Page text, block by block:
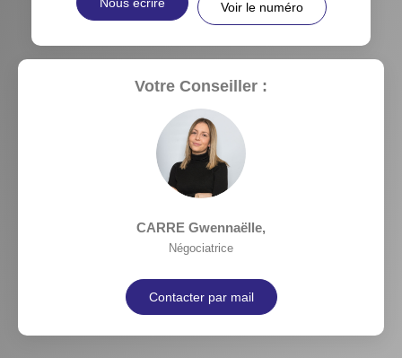
Voir le numéro
Votre Conseiller :
CARRE Gwennaëlle,
Négociatrice
Contacter par mail